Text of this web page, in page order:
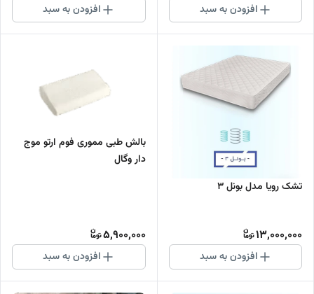
افزودن به سبد افزودن به سبد
تشک رویا مدل بونل 3
13,000,000
افزودن به سبد
بالش طبی مموری فوم ارتو موج
دار وگال
5,900,000
افزودن به سبد